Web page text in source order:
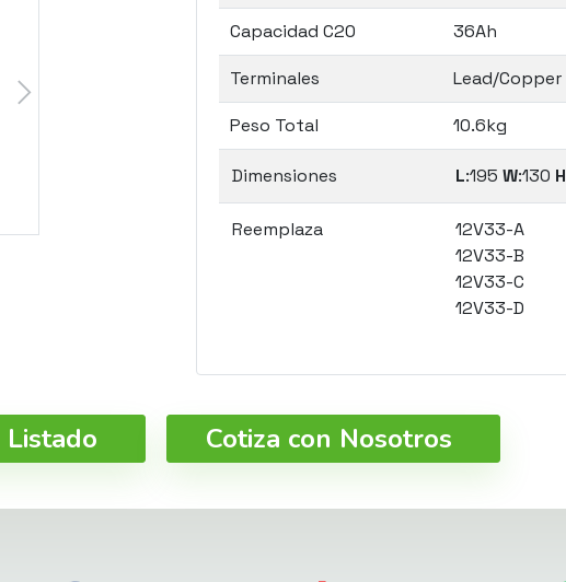
Capacidad C20 36Ah
Terminales Lead/Copper
Peso Total 10.6kg
Dimensiones L:195 W:130 H
Reemplaza
12V33-A
12V33-B
12V33-C
12V33-D
Cotiza con Nosotros